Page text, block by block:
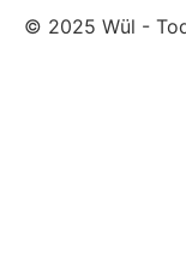
© 2025 Wül -